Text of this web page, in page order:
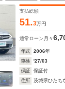
支払総額
51.3万円
通常ローン 月々
年式 2006年
車検
'27/03
保証
保証付
住所
茨城県ひたち